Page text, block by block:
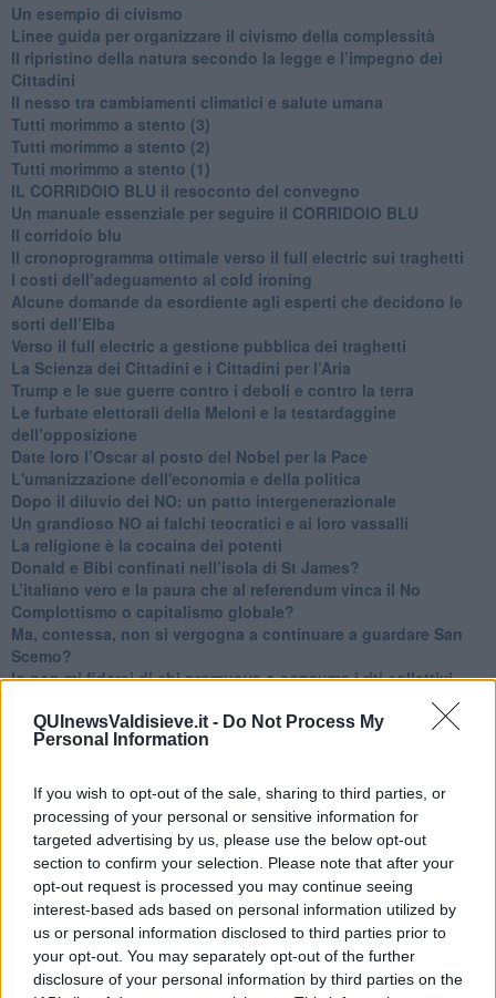
QUInewsValdisieve.it - Do Not Process My
Personal Information
If you wish to opt-out of the sale, sharing to third parties, or
processing of your personal or sensitive information for
targeted advertising by us, please use the below opt-out
section to confirm your selection. Please note that after your
opt-out request is processed you may continue seeing
interest-based ads based on personal information utilized by
us or personal information disclosed to third parties prior to
your opt-out. You may separately opt-out of the further
disclosure of your personal information by third parties on the
​Un esempio di civismo
​Linee guida per organizzare il civismo della complessità
​Il ripristino della natura secondo la legge e l’impegno dei
Cittadini
Il nesso tra cambiamenti climatici e salute umana
Tutti morimmo a stento (3)
Tutti morimmo a stento (2)
​Tutti morimmo a stento (1)
IL CORRIDOIO BLU il resoconto del convegno
Un manuale essenziale per seguire il CORRIDOIO BLU
Il corridoio blu
​Il cronoprogramma ottimale verso il full electric sui traghetti
​I costi dell’adeguamento al cold ironing
Alcune domande da esordiente agli esperti che decidono le
sorti dell’Elba
Verso il full electric a gestione pubblica dei traghetti​
​La Scienza dei Cittadini e i Cittadini per l’Aria
Trump e le sue guerre contro i deboli e contro la terra
​Le furbate elettorali della Meloni e la testardaggine
dell’opposizione
​Date loro l’Oscar al posto del Nobel per la Pace
L'umanizzazione dell'economia e della politica
​Dopo il diluvio dei NO: un patto intergenerazionale
​Un grandioso NO ai falchi teocratici e ai loro vassalli
La religione è la cocaina dei potenti
Donald e Bibi confinati nell’isola di St James?
L’italiano vero e la paura che al referendum vinca il No
​Complottismo o capitalismo globale?
​Ma, contessa, non si vergogna a continuare a guardare San
Scemo?
​Io non mi fiderei di chi promuove o consuma i riti collettivi
​I vestiti nuovi degli imperatori baltici
​Pupazzi!
​La depressione infantile di Roger Waters e la propaganda di
guerra"
​La disinformazione climatica veicolata dai media
Senza una Retta Visione l’Uomo è un automa
​La propaganda bellica nostrana vs l’hasbarà dei sionisti
​La cleptocrazia e lo studio sociologico della propaganda di
guerra
​Uccidere per gioco: il cacciatore e chi vuole armarsi
​La Cop 30 di Belem giorno per giorno
La Cop 30, i crimini e i misfatti verso la vita sulla terra